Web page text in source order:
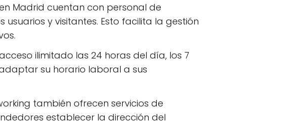
Madrid cuentan con personal de
y visitantes. Esto facilita la gestión
ilimitado las 24 horas del día, los 7
su horario laboral a sus
también ofrecen servicios de
establecer la dirección del